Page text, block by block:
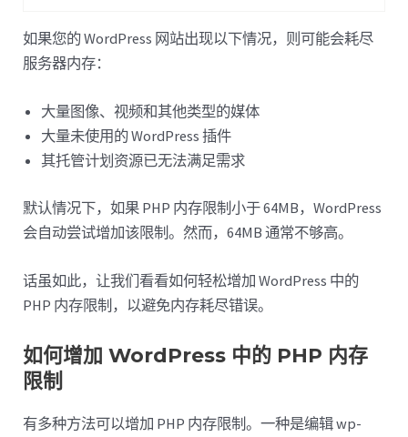
如果您的 WordPress 网站出现以下情况，则可能会耗尽
服务器内存：
大量图像、视频和其他类型的媒体
大量未使用的 WordPress 插件
其托管计划资源已无法满足需求
默认情况下，如果 PHP 内存限制小于 64MB，WordPress
会自动尝试增加该限制。然而，64MB 通常不够高。
话虽如此，让我们看看如何轻松增加 WordPress 中的
PHP 内存限制，以避免内存耗尽错误。
如何增加 WordPress 中的 PHP 内存
限制
有多种方法可以增加 PHP 内存限制。一种是编辑 wp-